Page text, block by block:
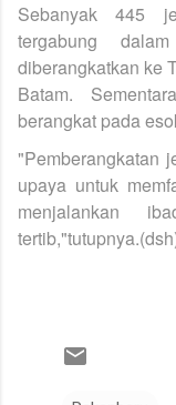
Sebanyak 445
tergabung
diberangkatkan ke
Batam.
berangkat pada
"Pemberangkatan
upaya untuk
menjalankan